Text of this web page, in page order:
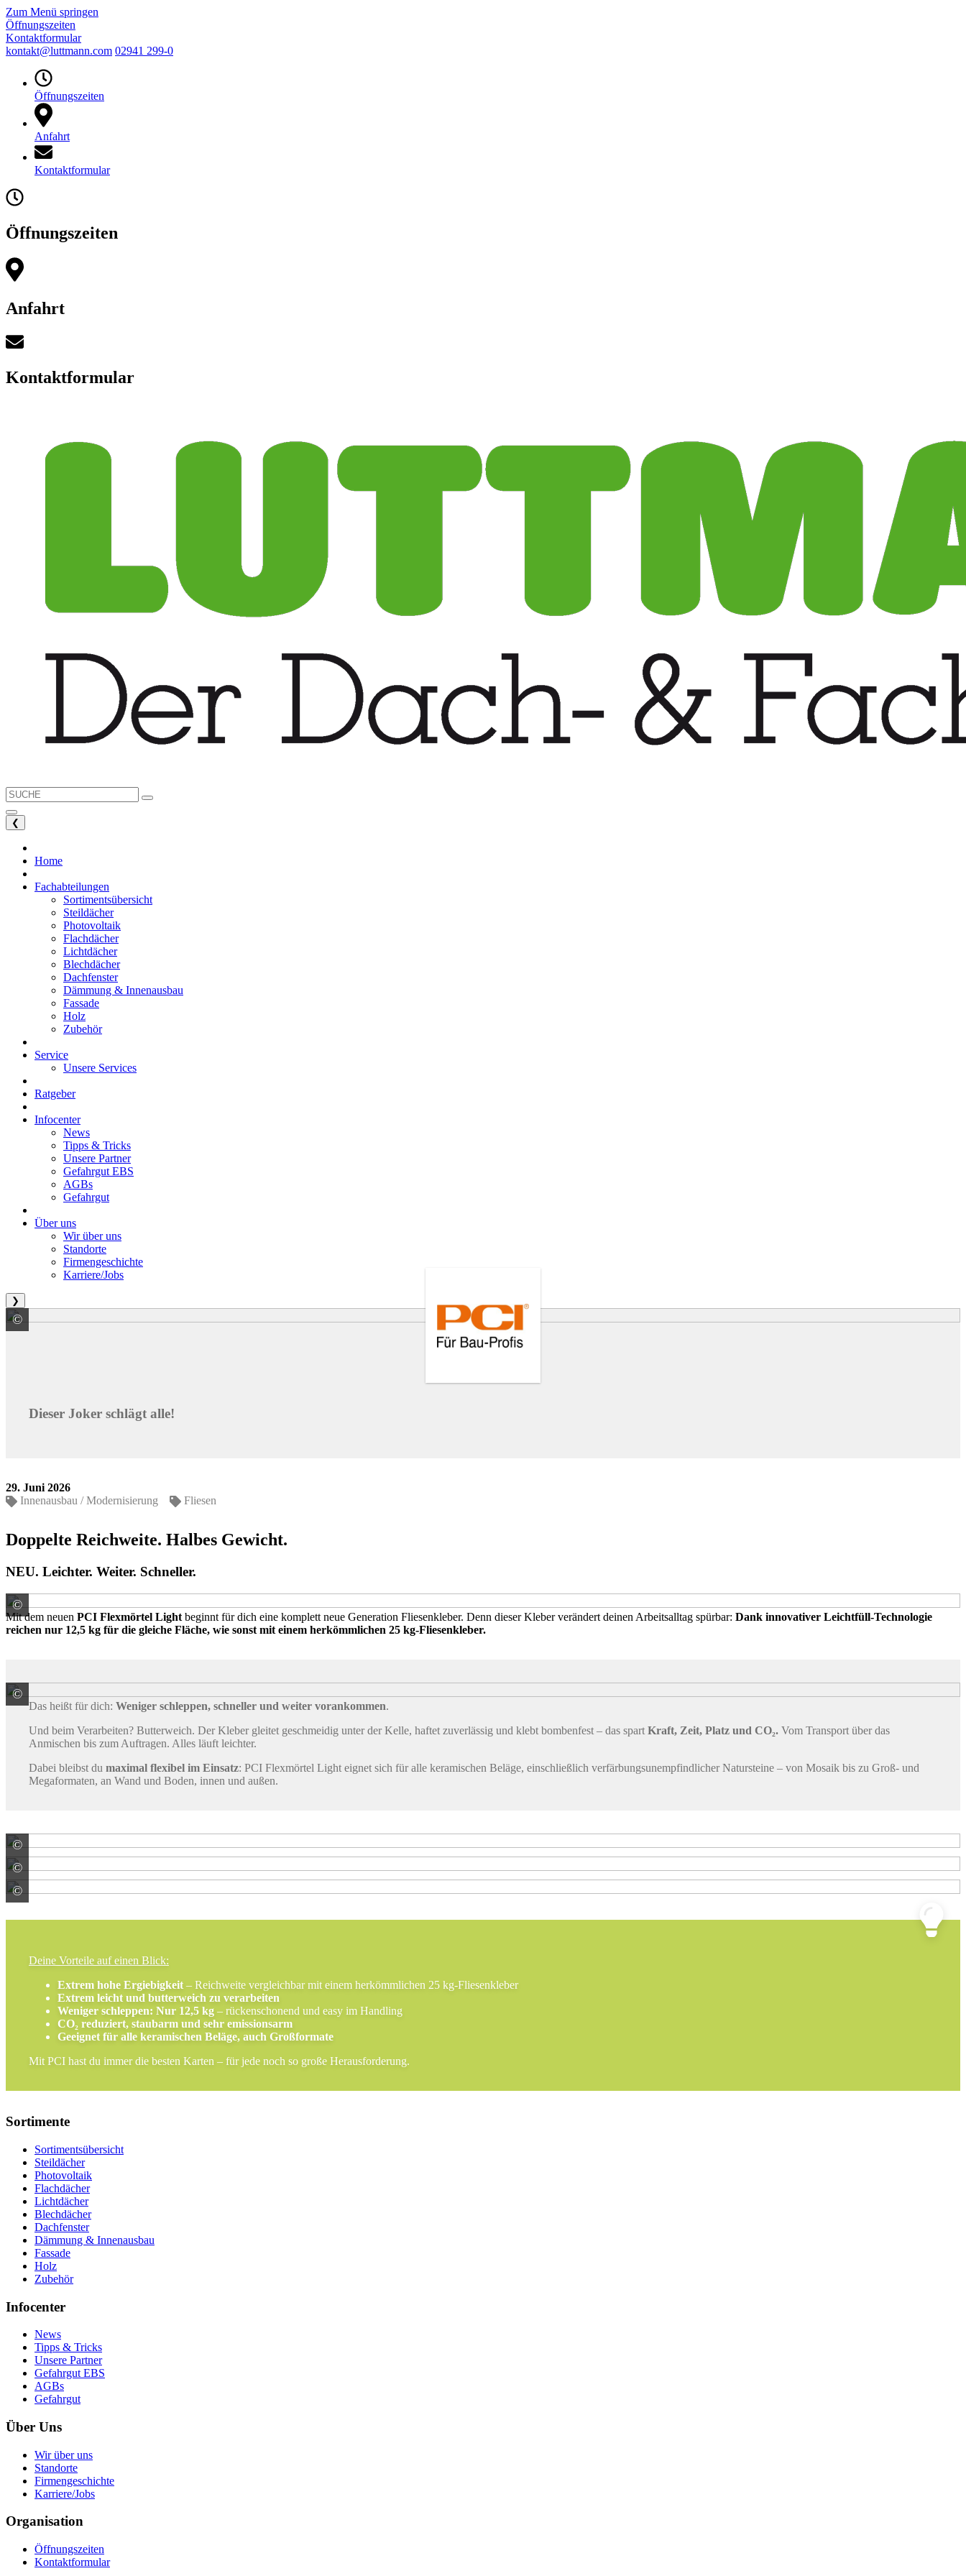
Zum Menü springen
Öffnungszeiten
Kontaktformular
kontakt@luttmann.com 02941 299-0
Öffnungszeiten
Anfahrt
Kontaktformular
Öffnungszeiten
Anfahrt
Kontaktformular
❮
Home
Fachabteilungen
Sortimentsübersicht
Steildächer
Photovoltaik
Flachdächer
Lichtdächer
Blechdächer
Dachfenster
Dämmung & Innenausbau
Fassade
Holz
Zubehör
Service
Unsere Services
Ratgeber
Infocenter
News
Tipps & Tricks
Unsere Partner
Gefahrgut EBS
AGBs
Gefahrgut
Über uns
Wir über uns
Standorte
Firmengeschichte
Karriere/Jobs
❯
© PCI Augsburg GmbH
Dieser Joker schlägt alle!
29. Juni 2026
Innenausbau / Modernisierung
Fliesen
Doppelte Reichweite. Halbes Gewicht.
NEU. Leichter. Weiter. Schneller.
©
PCI Augsburg GmbH
Mit dem neuen PCI Flexmörtel Light beginnt für dich eine komplett neue Generation Fliesenkleber. Denn dieser Kleber verändert deinen Arbeitsalltag spürbar: Dank innovativer Leichtfüll-Technologie
reichen nur 12,5 kg für die gleiche Fläche, wie sonst mit einem herkömmlichen 25 kg-Fliesenkleber.
©
PCI Augsburg GmbH
Das heißt für dich: Weniger schleppen, schneller und weiter vorankommen.
Und beim Verarbeiten? Butterweich. Der Kleber gleitet geschmeidig unter der Kelle, haftet zuverlässig und klebt bombenfest – das spart Kraft, Zeit, Platz und CO₂. Vom Transport über das
Anmischen bis zum Auftragen. Alles läuft leichter.
Dabei bleibst du maximal flexibel im Einsatz: PCI Flexmörtel Light eignet sich für alle keramischen Beläge, einschließlich verfärbungsunempfindlicher Natursteine – von Mosaik bis zu Groß- und
Megaformaten, an Wand und Boden, innen und außen.
© PCI Augsburg GmbH
© PCI Augsburg GmbH
© PCI Augsburg GmbH
Deine Vorteile auf einen Blick:
Extrem hohe Ergiebigkeit – Reichweite vergleichbar mit einem herkömmlichen 25 kg‑Fliesenkleber
Extrem leicht und butterweich zu verarbeiten
Weniger schleppen: Nur 12,5 kg – rückenschonend und easy im Handling
CO₂ reduziert, staubarm und sehr emissionsarm
Geeignet für alle keramischen Beläge, auch Großformate
Mit PCI hast du immer die besten Karten – für jede noch so große Herausforderung.
Sortimente
Sortimentsübersicht
Steildächer
Photovoltaik
Flachdächer
Lichtdächer
Blechdächer
Dachfenster
Dämmung & Innenausbau
Fassade
Holz
Zubehör
Infocenter
News
Tipps & Tricks
Unsere Partner
Gefahrgut EBS
AGBs
Gefahrgut
Über Uns
Wir über uns
Standorte
Firmengeschichte
Karriere/Jobs
Organisation
Öffnungszeiten
Kontaktformular